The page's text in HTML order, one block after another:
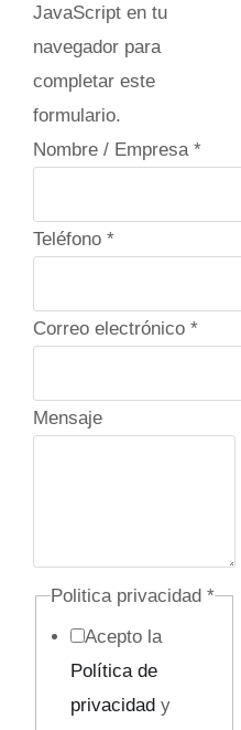
JavaScript en tu
navegador para
completar este
formulario.
Nombre / Empresa *
E
p
r
s
a
Teléfono *
Correo electrónico *
Mensaje
Politica privacidad *
Acepto la
Política de
privacidady